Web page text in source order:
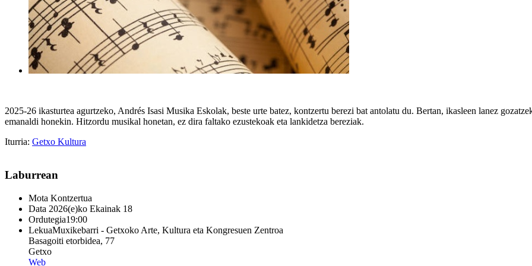
2025-26 ikasturtea agurtzeko, Andrés Isasi Musika Eskolak, beste urte batez, kontzertu berezi bat antolatu du. Bertan, ikasleen lanez
emanaldi honekin. Hitzordu musikal honetan, ez dira faltako ezustekoak eta lankidetza bereziak.
Iturria: Getxo Kultura
Laburrean
Mota Kontzertua
Data 2026(e)ko Ekainak 18
Ordutegia19:00
LekuaMuxikebarri - Getxoko Arte, Kultura eta Kongresuen Zentroa
Basagoiti etorbidea, 77
Getxo
Web